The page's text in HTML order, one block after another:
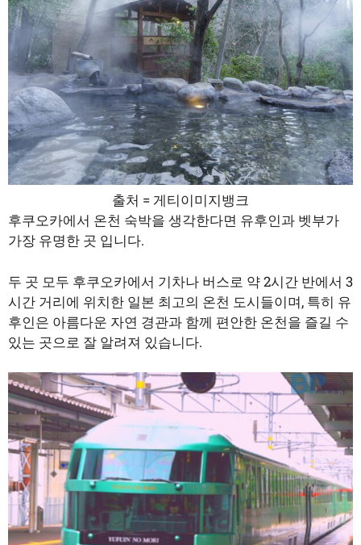
출처 = 게티이미지뱅크
후쿠오카에서 온천 숙박을 생각한다면 유후인과 벳부가
가장 유명한 곳 입니다.
두 곳 모두 후쿠오카에서 기차나 버스로 약 2시간 반에서 3
시간 거리에 위치한 일본 최고의 온천 도시들이며, 특히 유
후인은 아름다운 자연 경관과 함께 편안한 온천을 즐길 수
있는 곳으로 잘 알려져 있습니다.